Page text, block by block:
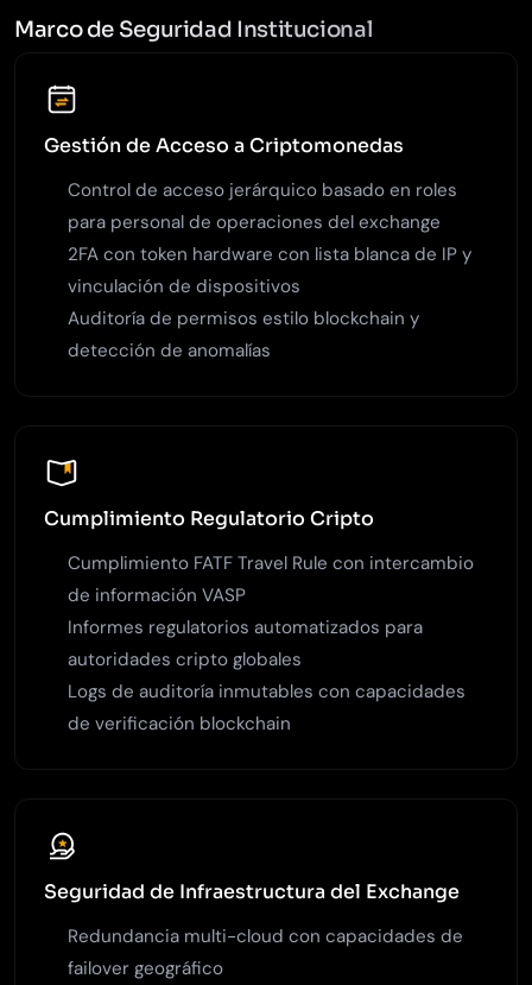
Marco de Seguridad Institucional
Gestión de Acceso a Criptomonedas
Control de acceso jerárquico basado en roles
para personal de operaciones del exchange
2FA con token hardware con lista blanca de IP y
vinculación de dispositivos
Auditoría de permisos estilo blockchain y
detección de anomalías
Cumplimiento Regulatorio Cripto
Cumplimiento FATF Travel Rule con intercambio
de información VASP
Informes regulatorios automatizados para
autoridades cripto globales
Logs de auditoría inmutables con capacidades
de verificación blockchain
Seguridad de Infraestructura del Exchange
Redundancia multi-cloud con capacidades de
failover geográfico